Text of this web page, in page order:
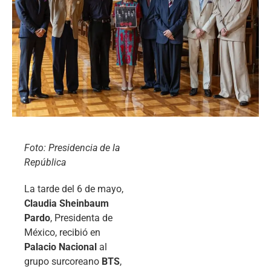
Foto: Presidencia de la
República
La tarde del 6 de mayo,
Claudia Sheinbaum
Pardo, Presidenta de
México, recibió en
Palacio Nacional al
grupo surcoreano BTS,